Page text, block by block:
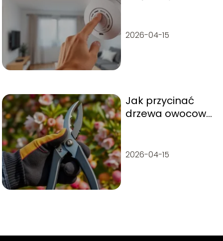
2026-04-15
Jak przycinać
drzewa owocowe
2026-04-15